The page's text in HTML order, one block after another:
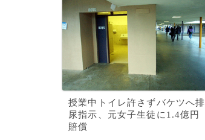
授業中トイレ許さずバケツへ排
尿指示、元女子生徒に1.4億円
賠償